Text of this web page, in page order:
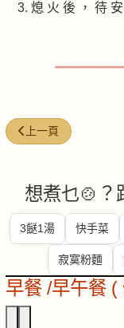
熄 火 後 ， 待
上一篇文章: 香菇瘦肉
上一頁
想煮乜🍲？
3餸1湯 快手菜
寂寞粉麵
早餐 /早午餐